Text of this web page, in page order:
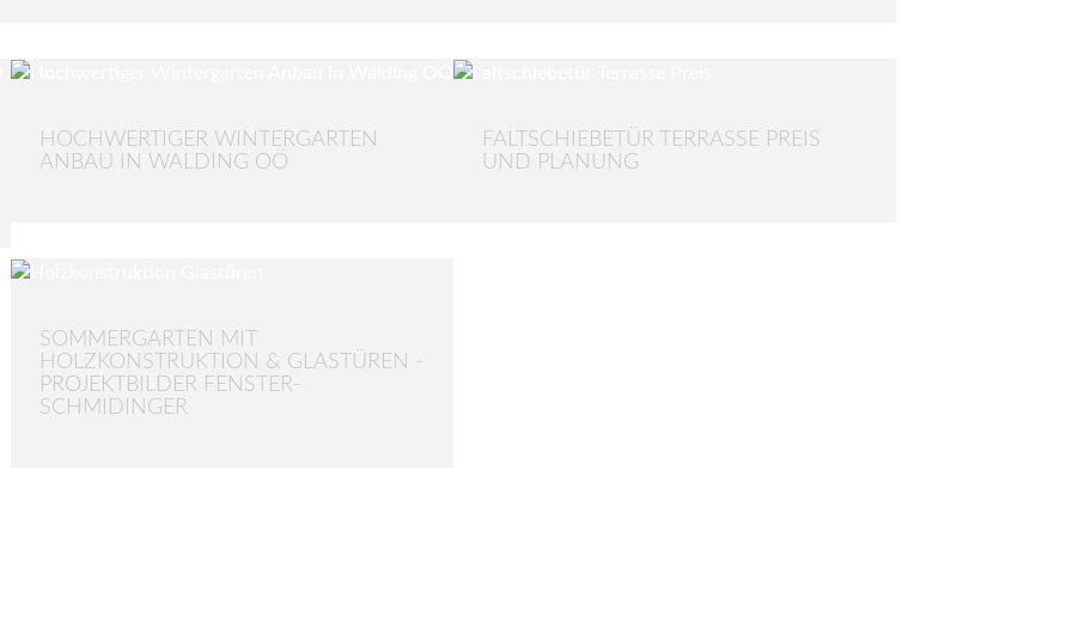
HOCHWERTIGER WINTERGARTEN
ANBAU IN WALDING OÖ
FALTSCHIEBETÜR TERRASSE PREIS
UND PLANUNG
SOMMERGARTEN MIT
HOLZKONSTRUKTION & GLASTÜREN -
PROJEKTBILDER FENSTER-
SCHMIDINGER